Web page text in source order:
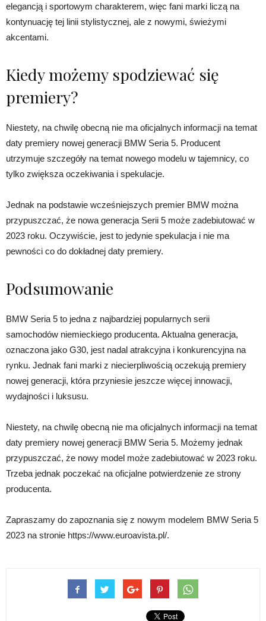
elegancją i sportowym charakterem, więc fani marki liczą na
kontynuację tej linii stylistycznej, ale z nowymi, świeżymi
akcentami.
Kiedy możemy spodziewać się
premiery?
Niestety, na chwilę obecną nie ma oficjalnych informacji na temat
daty premiery nowej generacji BMW Seria 5. Producent
utrzymuje szczegóły na temat nowego modelu w tajemnicy, co
tylko zwiększa oczekiwania i spekulacje.
Jednak na podstawie wcześniejszych premier BMW można
przypuszczać, że nowa generacja Serii 5 może zadebiutować w
2023 roku. Oczywiście, jest to jedynie spekulacja i nie ma
pewności co do dokładnej daty premiery.
Podsumowanie
BMW Seria 5 to jedna z najbardziej popularnych serii
samochodów niemieckiego producenta. Aktualna generacja,
oznaczona jako G30, jest nadal atrakcyjna i konkurencyjna na
rynku. Jednak fani marki z niecierpliwością oczekują premiery
nowej generacji, która przyniesie jeszcze więcej innowacji,
wydajności i luksusu.
Niestety, na chwilę obecną nie ma oficjalnych informacji na temat
daty premiery nowej generacji BMW Seria 5. Możemy jednak
przypuszczać, że nowy model może zadebiutować w 2023 roku.
Trzeba jednak poczekać na oficjalne potwierdzenie ze strony
producenta.
Zapraszamy do zapoznania się z nowym modelem BMW Seria 5
2023 na stronie https://www.euroavista.pl/.